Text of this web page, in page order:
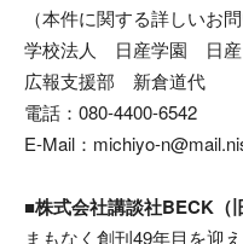
（本件に関する詳しいお
学校法人 日産学園 日産
広報支援部 新倉道代
電話：080-4400-6542
E-Mail：michiyo-
■株式会社講談社BECK（
まもなく創刊49年目を迎